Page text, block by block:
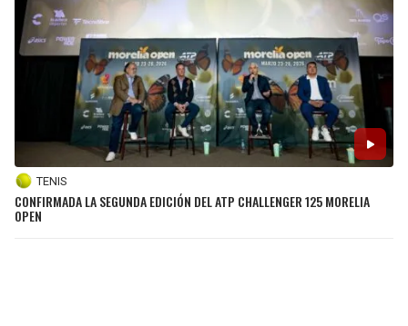
TENIS
CONFIRMADA LA SEGUNDA EDICIÓN DEL ATP CHALLENGER 125 MORELIA
OPEN